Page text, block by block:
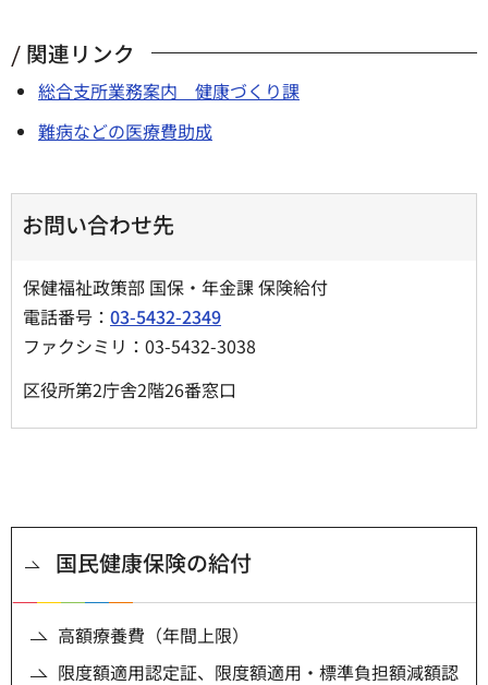
関連リンク
総合支所業務案内 健康づくり課
難病などの医療費助成
お問い合わせ先
保健福祉政策部 国保・年金課 保険給付
電話番号： 03-5432-2349
ファクシミリ：03-5432-3038
区役所第2庁舎2階26番窓口
国民健康保険の給付
高額療養費（年間上限）
限度額適用認定証、限度額適用・標準負担額減額認